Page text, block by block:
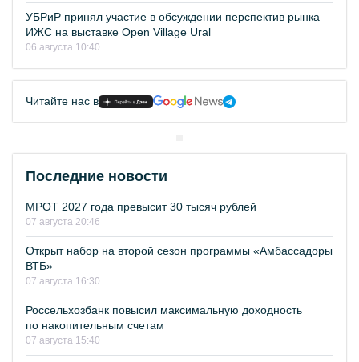
УБРиР принял участие в обсуждении перспектив рынка
ИЖС на выставке Open Village Ural
06 августа 10:40
Читайте нас в
Последние новости
МРОТ 2027 года превысит 30 тысяч рублей
07 августа 20:46
Открыт набор на второй сезон программы «Амбассадоры
ВТБ»
07 августа 16:30
Россельхозбанк повысил максимальную доходность
по накопительным счетам
07 августа 15:40